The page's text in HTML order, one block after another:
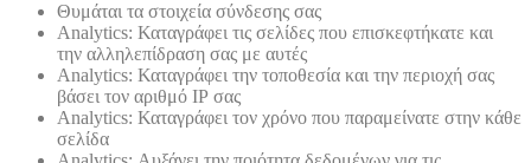
Θυμάται τα στοιχεία σύνδεσης σας
Analytics: Καταγράφει τις σελίδες που επισκεφτήκατε και
την αλληλεπίδραση σας με αυτές
Analytics: Καταγράφει την τοποθεσία και την περιοχή σας
βάσει τον αριθμό ΙΡ σας
Analytics: Καταγράφει τον χρόνο που παραμείνατε στην κάθε
σελίδα